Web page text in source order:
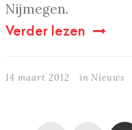
Nijmegen.
Verder lezen
14 maart 2012 in Nieuws